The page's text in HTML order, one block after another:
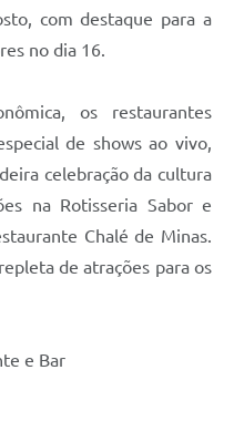
com destaque para a
no dia 16.
os restaurantes
de shows ao vivo,
celebração da cultura
na Rotisseria Sabor e
Chalé de Minas.
de atrações para os
e Bar